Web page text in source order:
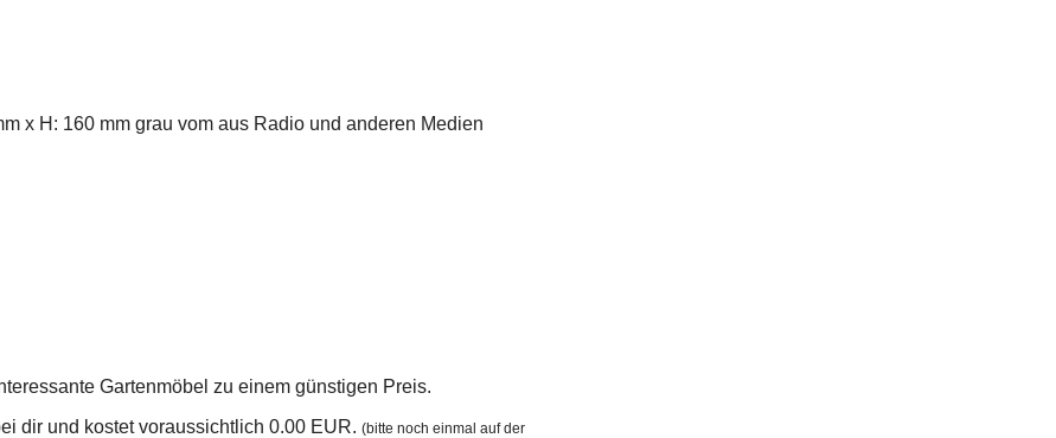
x H: 160 mm grau vom aus Radio und anderen Medien
Gartenmöbel zu einem günstigen Preis.
dir und kostet voraussichtlich 0.00 EUR. (bitte noch einmal auf der